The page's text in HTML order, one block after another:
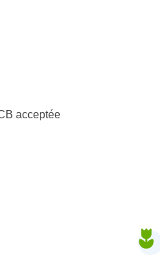
acceptée